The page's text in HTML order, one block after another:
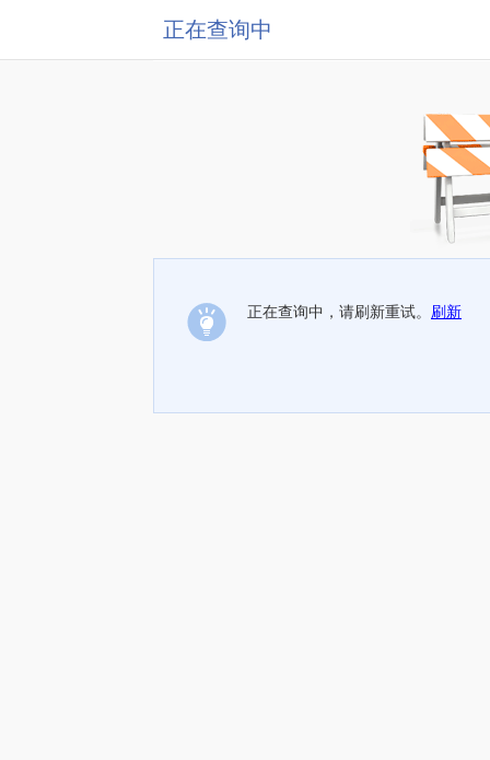
正在查询中
正在查询中，请刷新重试。 刷新